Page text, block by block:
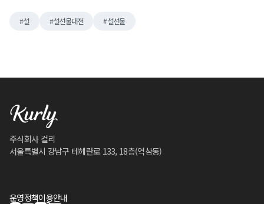
설 설선물대전 설선물
주식회사 컬리
서울특별시 강남구 테헤란로 133, 18층(역삼동)
운영정책이용안내